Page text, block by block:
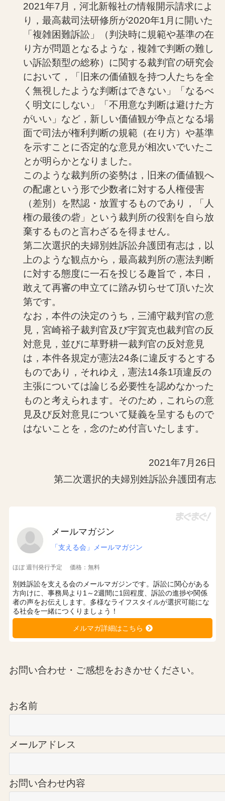
2021年7月，河北新報社の情報開示請求によ
り，最高裁司法研修所が2020年1月に開いた
「複雑困難訴訟」（判決時に規範や基準の在
り方が問題となるような，複雑で判断の難し
い訴訟類型の総称）に関する裁判官の研究会
において，「旧来の価値観を持つ人たちを全
く無視したような判断はできない」「なるべ
く明文にしない」「不用意な判断は避けた方
がいい」など，新しい価値観が争点となる場
面で司法が権利判断の規範（在り方）や基準
を示すことに否定的な意見が相次いでいたこ
とが明らかとなりました。
このような裁判所の姿勢は，旧来の価値観へ
の配慮という形で少数者に対する人権侵害
（差別）を黙認・放置するものであり，「人
権の最後の砦」という裁判所の役割を自ら放
棄するものと言わざるを得ません。
第二次選択的夫婦別姓訴訟弁護団有志は，以
上のような観点から，最高裁判所の憲法判断
に対する態度に一石を投じる趣旨で，本日，
敢えて再審の申立てに踏み切らせて頂いた次
第です。
なお，本件の決定のうち，三浦守裁判官の意
見，宮崎裕子裁判官及び宇賀克也裁判官の反
対意見，並びに草野耕一裁判官の反対意見
は，本件各規定が憲法24条に違反するとする
ものであり，それゆえ，憲法14条1項違反の
主張については論じる必要性を認めなかった
ものと考えられます。そのため，これらの意
見及び反対意見について疑義を呈するもので
はないことを，念のため付言いたします。
2021年7月26日
第二次選択的夫婦別姓訴訟弁護団有志
メールマガジン
「支える会」メールマガジン
ほぼ 週刊発行予定 価格：無料
別姓訴訟を支える会のメールマガジンです。訴訟に関心がある
方向けに、事務局より1～2週間に1回程度、訴訟の進捗や関係
者の声をお伝えします。多様なライフスタイルが選択可能にな
る社会を一緒につくりましょう！
メルマガ詳細はこちら
お問い合わせ・ご感想をおきかせください。
お名前
メールアドレス
お問い合わせ内容